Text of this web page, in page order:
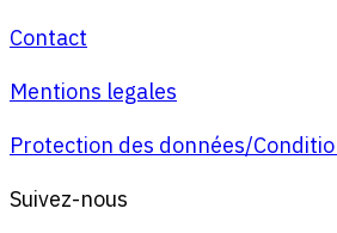
Contact
Mentions legales
Protection des données/
Suivez-nous